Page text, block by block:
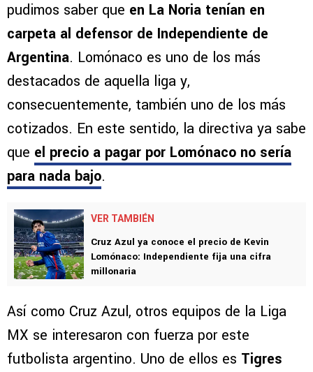
pudimos saber que en La Noria tenían en
carpeta al defensor de Independiente de
Argentina. Lomónaco es uno de los más
destacados de aquella liga y,
consecuentemente, también uno de los más
cotizados. En este sentido, la directiva ya sabe
que el precio a pagar por Lomónaco no sería
para nada bajo.
VER TAMBIÉN
Cruz Azul ya conoce el precio de Kevin
Lomónaco: Independiente fija una cifra
millonaria
Así como Cruz Azul, otros equipos de la Liga
MX se interesaron con fuerza por este
futbolista argentino. Uno de ellos es Tigres